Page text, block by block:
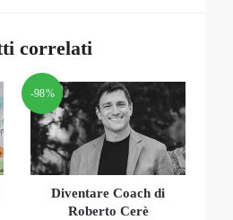
correlati
-98%
Diventare Coach di
Roberto Cerè